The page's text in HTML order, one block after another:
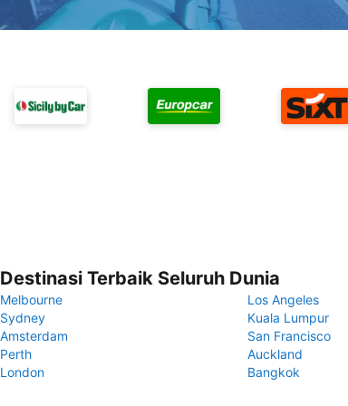
Destinasi Terbaik Seluruh Dunia
Melbourne
Los Angeles
Sydney
Kuala Lumpur
Amsterdam
San Francisco
Perth
Auckland
London
Bangkok